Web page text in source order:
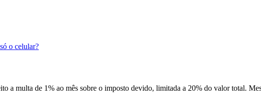
o celular?
a multa de 1% ao mês sobre o imposto devido, limitada a 20% do valor total.